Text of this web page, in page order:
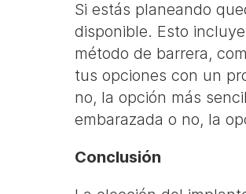
Si estás planeando
disponible. Esto
método de barrera,
tus opciones con un
no, la opción más
embarazada o no, la
Conclusión